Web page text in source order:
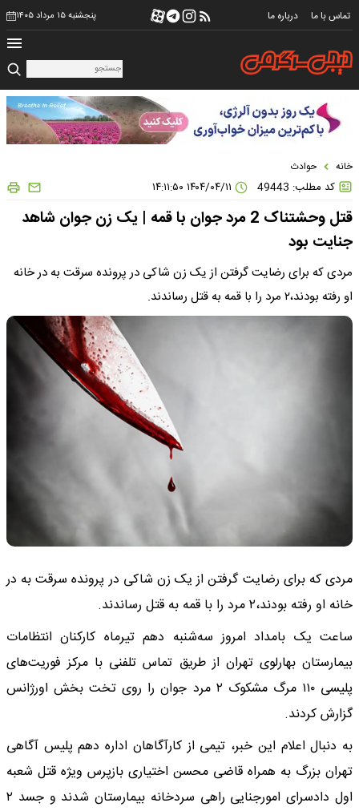
تماس با ما درباره ما پنجشنبه ۱۵ مرداد ۱۴۰۵
خانه حوادث
کد مطلب: 49443
قتل وحشتناک 2 مرد جوان با قمه | یک زن جوان شاهد
جنایت بود
مردی که برای رضایت گرفتن از یک زن شاکی در پرونده سرقت به در خانه
او رفته بودند،۲ مرد را با قمه به قتل رساندند.
مردی که برای رضایت گرفتن از یک زن شاکی در پرونده سرقت به در
خانه او رفته بودند،۲ مرد را با قمه به قتل رساندند.
ساعت یک بامداد امروز سه‌شنبه دهم تیرماه کارکنان انتظامات
بیمارستان بهارلوی تهران از طریق تماس تلفنی با مرکز فوریت‌های
پلیسی ۱۱۰ مرگ مشکوک ۲ مرد جوان را روی تخت بخش اورژانس
گزارش کردند.
به دنبال اعلام این خبر، تیمی از کارآگاهان اداره دهم پلیس آگاهی
تهران بزرگ به همراه قاضی محسن اختیاری بازپرس ویژه قتل شعبه
اول دادسرای امورجنایی راهی سردخانه بیمارستان شدند و جسد ۲